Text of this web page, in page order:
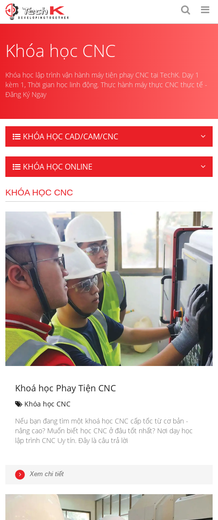
Khóa học CNC
Khóa học lập trình vận hành máy tiện phay CNC tại TechK. Dạy 1
kèm 1, Thời gian học linh động. Thực hành máy thực CNC thực tế -
Đăng Ký Ngay
KHÓA HỌC CAD/CAM/CNC
KHÓA HỌC ONLINE
KHÓA HỌC CNC
Khoá học Phay Tiện CNC
Khóa học CNC
Nếu bạn đang tìm một khoá học CNC cấp tốc từ cơ bản -
nâng cao? Muốn biết học CNC ở đâu tốt nhất? Nơi dạy học
lập trình CNC Uy tín. Đây là câu trả lời
Xem chi tiết